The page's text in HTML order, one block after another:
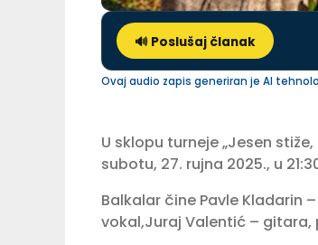
🔊 Poslušaj članak
Ovaj audio zapis generiran je AI
U sklopu turneje „Jesen
subotu, 27. rujna 2025., u
Balkalar čine Pavle Kladarin
vokal,Juraj Valentić – gitara,